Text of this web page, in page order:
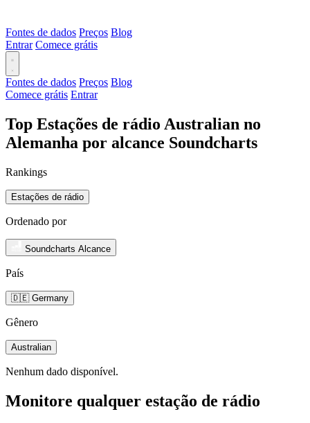
Fontes de dados Preços Blog
Entrar Comece grátis
Fontes de dados Preços Blog
Comece grátis Entrar
Top Estações de rádio Australian no
Alemanha por alcance Soundcharts
Rankings
Estações de rádio
Ordenado por
Soundcharts Alcance
País
🇩🇪 Germany
Gênero
Australian
Nenhum dado disponível.
Monitore qualquer estação de rádio